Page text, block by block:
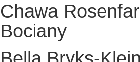
Chawa
Bociany